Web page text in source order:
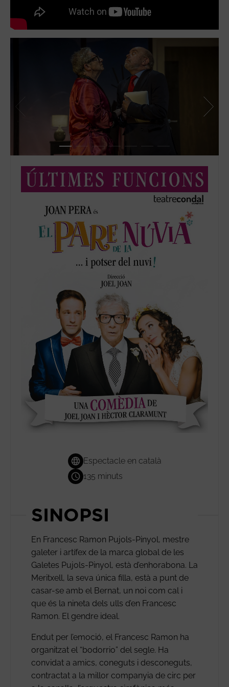
Espectacle en català
135 minuts
SINOPSI
En Francesc Ramon Pujols-Pinyol, mestre
galeter i artífex de la marca global de les
Galetes Pujols-Pinyol, està d’enhorabona. La
Meritxell, la seva única filla, està a punt de
casar-se amb el Bernat, un noi com cal i
que és la nineta dels ulls d’en Francesc
Ramon. El gendre ideal.
Endut per l’emoció, el Francesc Ramon ha
organitzat el “bodorrio” del segle. Ha
convidat a amics, coneguts i desconeguts,
contractat a la millor companyia de circ per